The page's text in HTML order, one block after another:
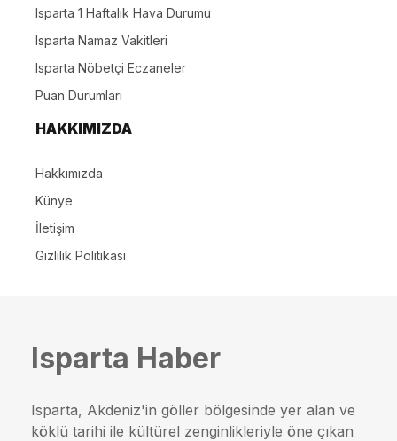
Isparta 1 Haftalık Hava Durumu
Isparta Namaz Vakitleri
Isparta Nöbetçi Eczaneler
Puan Durumları
HAKKIMIZDA
Hakkımızda
Künye
İletişim
Gizlilik Politikası
Isparta Haber
Isparta, Akdeniz'in göller bölgesinde yer alan ve
köklü tarihi ile kültürel zenginlikleriyle öne çıkan